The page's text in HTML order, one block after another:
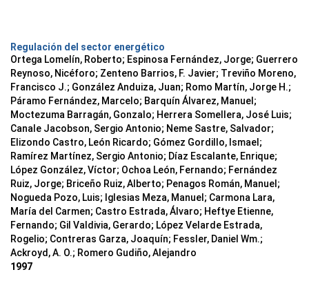
Regulación del sector energético
Ortega Lomelín, Roberto; Espinosa Fernández, Jorge; Guerrero
Reynoso, Nicéforo; Zenteno Barrios, F. Javier; Treviño Moreno,
Francisco J.; González Anduiza, Juan; Romo Martín, Jorge H.;
Páramo Fernández, Marcelo; Barquín Álvarez, Manuel;
Moctezuma Barragán, Gonzalo; Herrera Somellera, José Luis;
Canale Jacobson, Sergio Antonio; Neme Sastre, Salvador;
Elizondo Castro, León Ricardo; Gómez Gordillo, Ismael;
Ramírez Martínez, Sergio Antonio; Díaz Escalante, Enrique;
López González, Víctor; Ochoa León, Fernando; Fernández
Ruiz, Jorge; Briceño Ruiz, Alberto; Penagos Román, Manuel;
Nogueda Pozo, Luis; Iglesias Meza, Manuel; Carmona Lara,
María del Carmen; Castro Estrada, Álvaro; Heftye Etienne,
Fernando; Gil Valdivia, Gerardo; López Velarde Estrada,
Rogelio; Contreras Garza, Joaquín; Fessler, Daniel Wm.;
Ackroyd, A. O.; Romero Gudiño, Alejandro
1997